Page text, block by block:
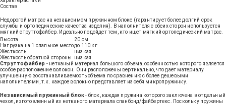
Состав
Недорогой матрас на независимом пружинном блоке (гарантирует более долгий срок
службы и ортопедические качества изделия). В наполнителя с обеих сторон используется
мягкий струттофайбер. Идеально подойдет тем, кто ищет мягкий ортопедический матрас.
Высота
20 см
Нагрузка на 1 спальное местодо 110 кг
Жесткость
низкая
Жесткость обратной стороны
низкая
Струттофайбер - нетканый материал большого объема, особенностью которого является
особое расположение волокон. Они расположены вертикально, что дает материалу
улучшенную восстанавливаемость объема по сравнению с более дешевыми
наполнителями, т.к. каждое волокно представляет из себя микропружинку.
Независимый пружинный блок- блок, каждая пружина которого заключена в отдельный
чехол, изготовленный из нетканого материала спанбонд/файбертекс. Поскольку пружины